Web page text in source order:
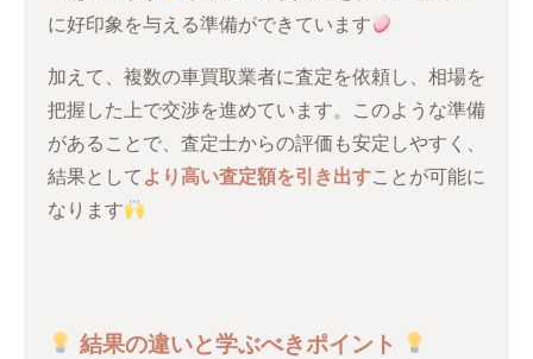
に好印象を与える準備ができています
加えて、複数の車買取業者に査定を依頼し、相場を
把握した上で交渉を進めています。このような準備
があることで、査定士からの評価も安定しやすく、
結果として より高い査定額を引き出すことが可能に
なります
結果の違いと学ぶべきポイント